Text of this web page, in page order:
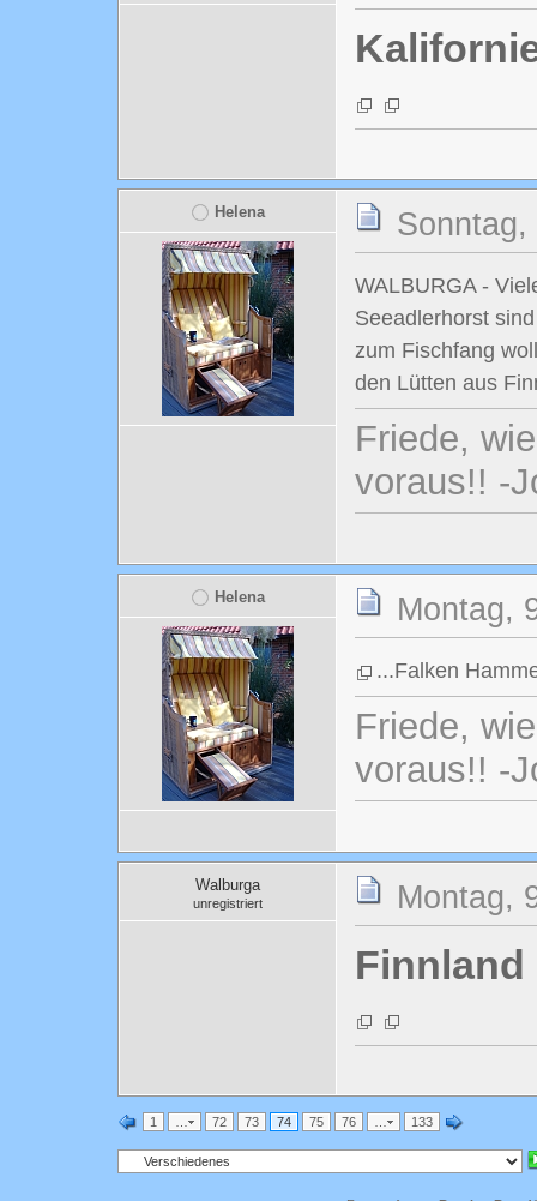
Helena
WALBURGA -
Seeadlerhorst
zum Fischfang
den Lütten aus
Friede,
voraus!! -
Helena Montag,
...Falken
Friede,
voraus!! -
Walburga
unregistriert Montag,
Finnland
1 72 73 74 75 76 133